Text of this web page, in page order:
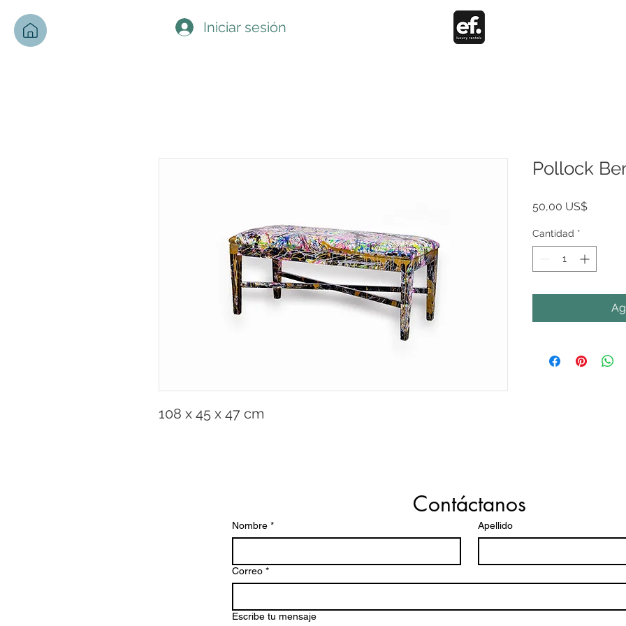
Iniciar sesión
108 x 45 x 47 cm
Pollock
50,00 US$Precio
Cantidad *
Contáctanos
Nombre * Apellido
Correo *
Escribe tu mensaje